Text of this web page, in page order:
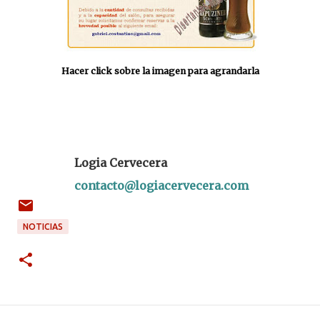
Hacer click sobre la imagen para agrandarla
Logia Cervecera
contacto@logiacervecera.com
NOTICIAS